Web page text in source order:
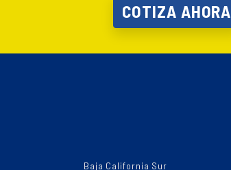
COTIZA AHORA
Baja California Sur